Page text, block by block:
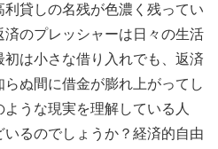
利貸しの名残が色濃く残ってい
済のプレッシャーは日々の生活
は小さな借り入れでも、返済
ぬ間に借金が膨れ上がってし
うな現実を理解している人
るのでしょうか？経済的自由